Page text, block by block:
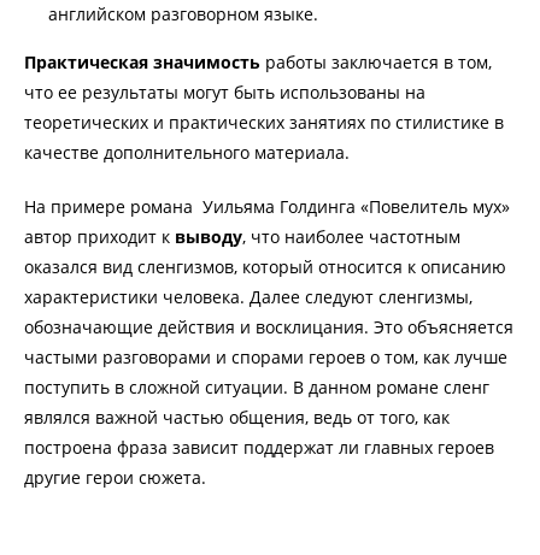
английском разговорном языке.
Практическая значимость работы заключается в том,
что ее результаты могут быть использованы на
теоретических и практических занятиях по стилистике в
качестве дополнительного материала.
На примере романа Уильяма Голдинга «Повелитель мух»
автор приходит к выводу, что наиболее частотным
оказался вид сленгизмов, который относится к описанию
характеристики человека. Далее следуют сленгизмы,
обозначающие действия и восклицания. Это объясняется
частыми разговорами и спорами героев о том, как лучше
поступить в сложной ситуации. В данном романе сленг
являлся важной частью общения, ведь от того, как
построена фраза зависит поддержат ли главных героев
другие герои сюжета.